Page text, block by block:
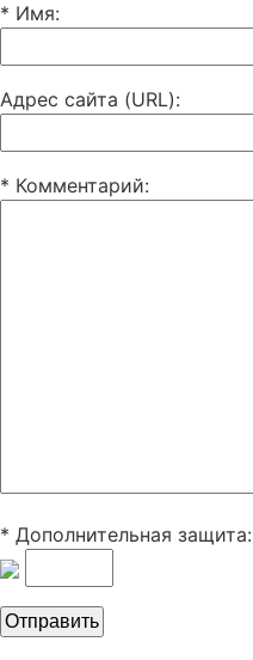
* Имя:
Адрес сайта (URL):
* Комментарий:
* Дополнительная защита: